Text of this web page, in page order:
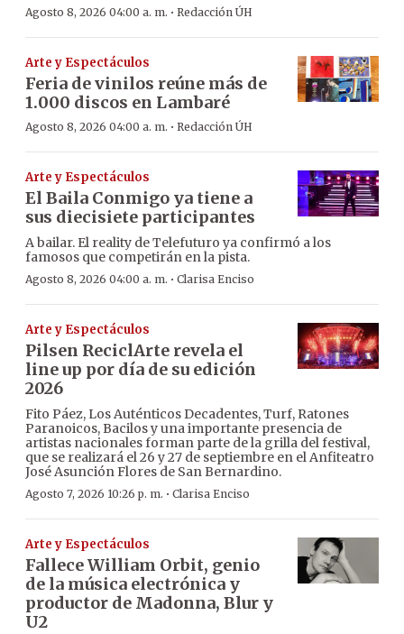
Agosto 8, 2026 04:00 a. m. · Redacción ÚH
Arte y Espectáculos
Feria de vinilos reúne más de
1.000 discos en Lambaré
Agosto 8, 2026 04:00 a. m. · Redacción ÚH
Arte y Espectáculos
El Baila Conmigo ya tiene a
sus diecisiete participantes
A bailar. El reality de Telefuturo ya confirmó a los
famosos que competirán en la pista.
Agosto 8, 2026 04:00 a. m. · Clarisa Enciso
Arte y Espectáculos
Pilsen ReciclArte revela el
line up por día de su edición
2026
Fito Páez, Los Auténticos Decadentes, Turf, Ratones
Paranoicos, Bacilos y una importante presencia de
artistas nacionales forman parte de la grilla del festival,
que se realizará el 26 y 27 de septiembre en el Anfiteatro
José Asunción Flores de San Bernardino.
Agosto 7, 2026 10:26 p. m. · Clarisa Enciso
Arte y Espectáculos
Fallece William Orbit, genio
de la música electrónica y
productor de Madonna, Blur y
U2